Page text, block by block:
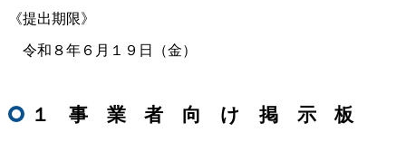
《提出期限》
令和８年６月１９日（金）
１事業者向け掲示板